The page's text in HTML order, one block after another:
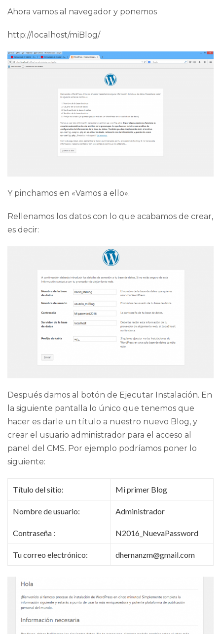
Ahora vamos al navegador y ponemos
http://localhost/miBlog/
Y pinchamos en «Vamos a ello».
Rellenamos los datos con lo que acabamos de crear,
es decir:
Después damos al botón de Ejecutar Instalación. En
la siguiente pantalla lo único que tenemos que
hacer es darle un título a nuestro nuevo Blog, y
crear el usuario administrador para el acceso al
panel del CMS. Por ejemplo podríamos poner lo
siguiente:
Título del sitio: Mi primer Blog
Nombre de usuario: Administrador
Contraseña : N2016_NuevaPassword
Tu correo electrónico: dhernanzm@gmail.com